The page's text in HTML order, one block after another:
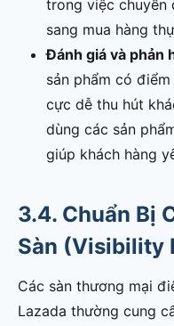
trong việc chuyển
sang mua hàng
Đánh giá và phản
sản phẩm có
cực dễ thu hút
dùng các sản
giúp khách hàng
3.4. Chuẩn Bị
Sàn (Visibility
Các sàn thương mại
Lazada thường cung